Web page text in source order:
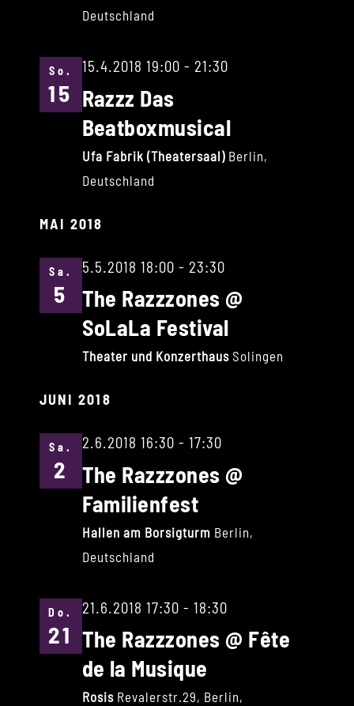
Deutschland
So.
15
15.4.2018 19:00 - 21:30
Razzz Das
Beatboxmusical
Ufa Fabrik (Theatersaal) Berlin,
Deutschland
MAI 2018
Sa.
5
5.5.2018 18:00 - 23:30
The Razzzones @
SoLaLa Festival
Theater und Konzerthaus Solingen
JUNI 2018
Sa.
2
2.6.2018 16:30 - 17:30
The Razzzones @
Familienfest
Hallen am Borsigturm Berlin,
Deutschland
Do.
21
21.6.2018 17:30 - 18:30
The Razzzones @ Fête
de la Musique
Rosis Revalerstr.29, Berlin,